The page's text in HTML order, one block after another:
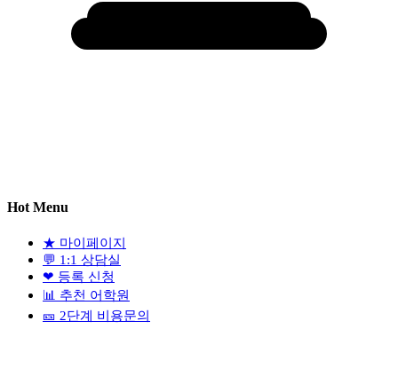
Hot Menu
★ 마이페이지
💬 1:1 상담실
❤ 등록 신청
📊 추천 어학원
🎫 2단계 비용문의